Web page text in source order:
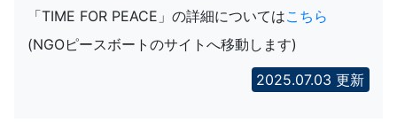
「TIME FOR PEACE」の詳細についてはこちら
(NGOピースボートのサイトへ移動します)
2025.07.03 更新